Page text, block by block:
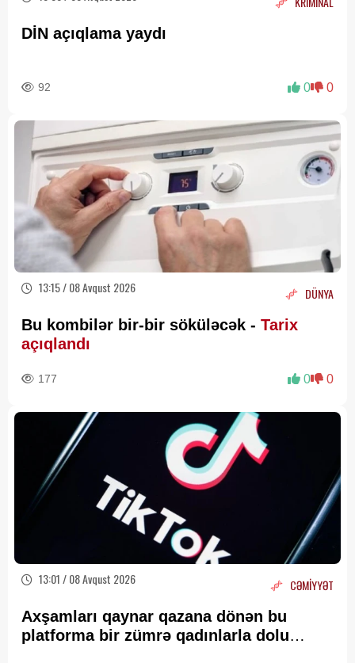
DİN açıqlama yaydı
92 0 0
13:15 / 08 Avqust 2026 DÜNYA
Bu kombilər bir-bir söküləcək - Tarix
açıqlandı
177 0 0
13:01 / 08 Avqust 2026 CƏMİYYƏT
Axşamları qaynar qazana dönən bu
platforma bir zümrə qadınlarla dolu